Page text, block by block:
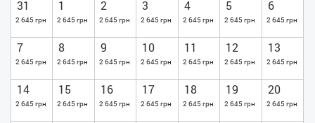
31
2 645 грн
1
2 645 грн
2
2 645 грн
3
2 645 грн
4
2 645 грн
5
2 645 грн
6
2 645 грн
7
2 645 грн
8
2 645 грн
9
2 645 грн
10
2 645 грн
11
2 645 грн
12
2 645 грн
13
2 645 грн
14
2 645 грн
15
2 645 грн
16
2 645 грн
17
2 645 грн
18
2 645 грн
19
2 645 грн
20
2 645 грн